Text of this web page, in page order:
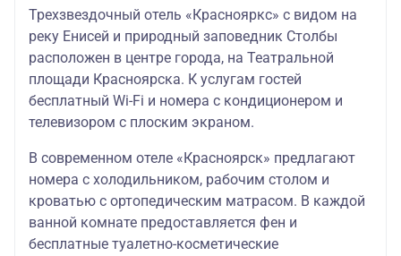
Трехзвездочный отель «Краснояркс» с видом на
реку Енисей и природный заповедник Столбы
расположен в центре города, на Театральной
площади Красноярска. К услугам гостей
бесплатный Wi-Fi и номера с кондиционером и
телевизором с плоским экраном.
В современном отеле «Красноярск» предлагают
номера с холодильником, рабочим столом и
кроватью с ортопедическим матрасом. В каждой
ванной комнате предоставляется фен и
бесплатные туалетно-косметические